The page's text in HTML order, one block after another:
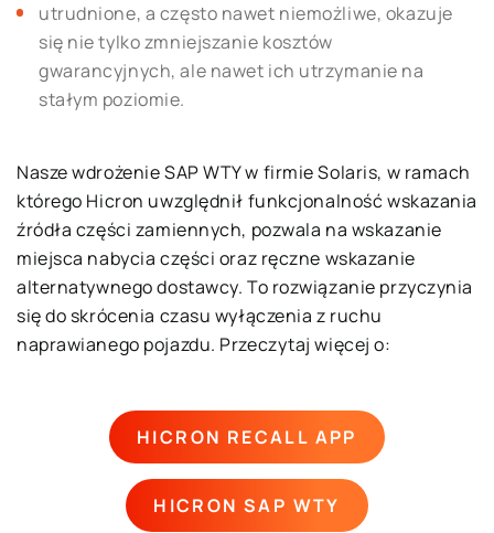
utrudnione, a często nawet niemożliwe, okazuje
się nie tylko zmniejszanie kosztów
gwarancyjnych, ale nawet ich utrzymanie na
stałym poziomie.
Nasze wdrożenie SAP WTY w firmie Solaris, w ramach
którego Hicron uwzględnił funkcjonalność wskazania
źródła części zamiennych, pozwala na wskazanie
miejsca nabycia części oraz ręczne wskazanie
alternatywnego dostawcy. To rozwiązanie przyczynia
się do skrócenia czasu wyłączenia z ruchu
naprawianego pojazdu. Przeczytaj więcej o:
HICRON RECALL APP
HICRON SAP WTY